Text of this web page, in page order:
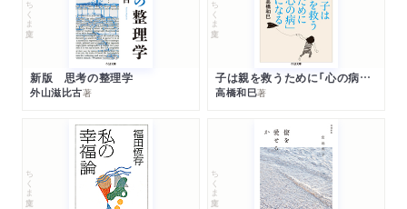
ちくま文庫
新版 思考の整理学
外山滋比古著
ちくま文庫
子は親を救うために「心の病」になる
高橋和巳著
ちくま文庫 ちくま文庫